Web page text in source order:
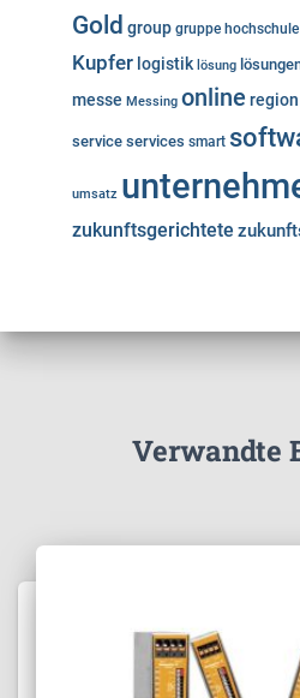
Gold group gruppe hochschule
Kupfer logistik lösung
messe Messing online region
service services smart
umsatz
zukunftsgerichtete
Verwandte